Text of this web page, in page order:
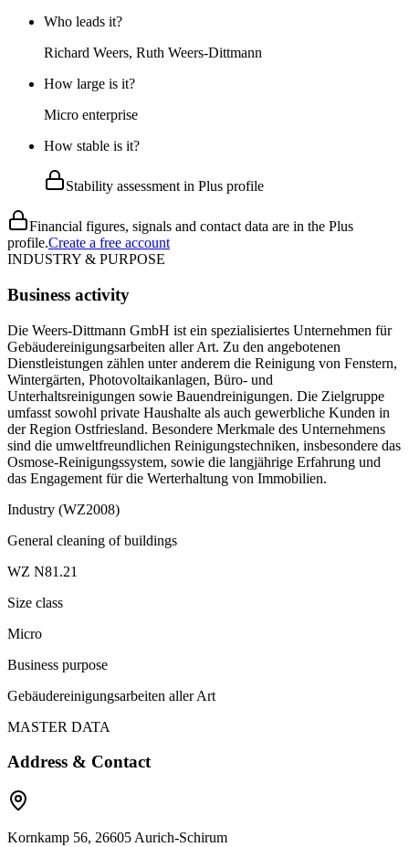
Who leads it?
Richard Weers, Ruth Weers-Dittmann
How large is it?
Micro enterprise
How stable is it?
Stability assessment in Plus profile
Financial figures, signals and contact data are in the Plus
profile.Create a free account
INDUSTRY & PURPOSE
Business activity
Die Weers-Dittmann GmbH ist ein spezialisiertes Unternehmen für
Gebäudereinigungsarbeiten aller Art. Zu den angebotenen
Dienstleistungen zählen unter anderem die Reinigung von Fenstern,
Wintergärten, Photovoltaikanlagen, Büro- und
Unterhaltsreinigungen sowie Bauendreinigungen. Die Zielgruppe
umfasst sowohl private Haushalte als auch gewerbliche Kunden in
der Region Ostfriesland. Besondere Merkmale des Unternehmens
sind die umweltfreundlichen Reinigungstechniken, insbesondere das
Osmose-Reinigungssystem, sowie die langjährige Erfahrung und
das Engagement für die Werterhaltung von Immobilien.
Industry (WZ2008)
General cleaning of buildings
WZ N81.21
Size class
Micro
Business purpose
Gebäudereinigungsarbeiten aller Art
MASTER DATA
Address & Contact
Kornkamp 56, 26605 Aurich-Schirum